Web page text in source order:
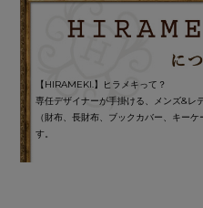
【HIRAMEKI.】ヒラメキって？
専任デザイナーが手掛ける、メンズ&レ
（財布、長財布、ブックカバー、キー
す。